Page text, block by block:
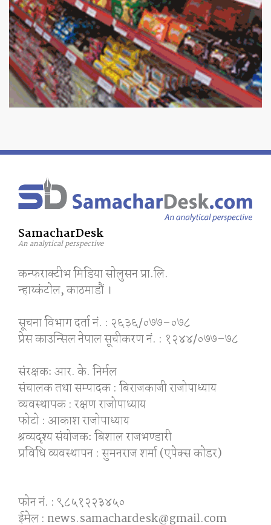
SamacharDesk
An analytical perspective
कन्फराक्टीभ मिडिया साेलुसन प्रा.लि.
न्हाय्कंटाेल, काठमाडाैं ।
सूचना विभाग दर्ता नं. : २६३६/०७७–०७८
प्रेस काउन्सिल नेपाल सूचीकरण नं. : १२४४/०७७–७८
संरक्षकः आर. के. निर्मल
संचालक तथा सम्पादक : बिराजकाजी राजोपाध्याय
व्यवस्थापक : रक्षण राजोपाध्याय
फोटो : आकाश राजोपाध्याय
श्रव्यदृश्य संयोजकः बिशाल राजभण्डारी
प्रविधि व्यवस्थापन : सुमनराज शर्मा (एपेक्स काेडर)
फोन नं. : ९८५१२२३४५०
ईमेल : news.samachardesk@gmail.com